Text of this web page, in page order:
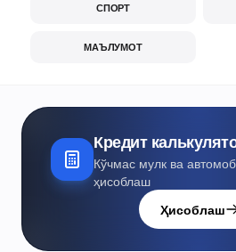
СПОРТ
МАЪЛУМОТ
Кредит
Кўчмас мулк ва
ҳисоблаш
Ҳисоблаш